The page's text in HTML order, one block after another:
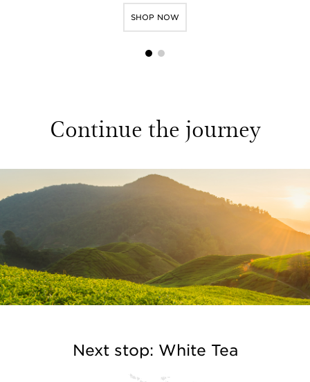
SHOP NOW
1 2
Continue the journey
Next stop: White Tea